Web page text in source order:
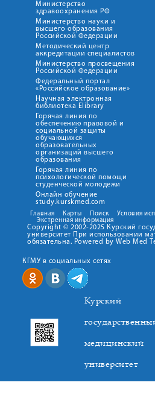
Министерство
здравоохранения РФ
Министерство науки и
высшего образования
Российской Федерации
Методический центр
аккредитации специалистов
Министерство просвещения
Российской Федерации
Федеральный портал
«Российское образование»
Научная электронная
библиотека Elibrary
Горячая линия по
обеспечению правовой и
социальной защиты
обучающихся
образовательных
организаций высшего
образования
Горячая линия по
психологической помощи
студенческой молодежи
Онлайн обучение
study.kurskmed.com
Главная Карты Поиск
Условия
Экстренная информация
Copyright © 2002-2025 Курский
университет При использовании
обязательна. Powered by Web Med
КГМУ в социальных сетях
Курский
медицинский
университет